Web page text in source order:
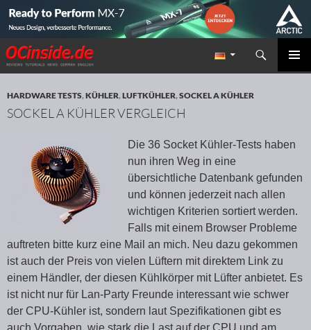
Redaktion ocinside.de PC Hardware Portal
Suchen
ZUM INHALT SPRINGEN
HARDWARE TESTS,KÜHLER,LUFTKÜHLER,SOCKEL A KÜHLER
SOCKEL A KÜHLER VERGLEICH
Die 36 Socket Kühler-Tests haben
nun ihren Weg in eine
übersichtliche Datenbank gefunden
und können jederzeit nach allen
wichtigen Kriterien sortiert werden.
Falls mit einem Browser Probleme
auftreten bitte kurz eine Mail an mich. Neu dazu gekommen
ist auch der Preis von vielen Lüftern mit direktem Link zu
einem Händler, der diesen Kühlkörper mit Lüfter anbietet. Es
ist nicht nur für Lan-Party Freunde interessant wie schwer
der CPU-Kühler ist, sondern laut Spezifikationen gibt es